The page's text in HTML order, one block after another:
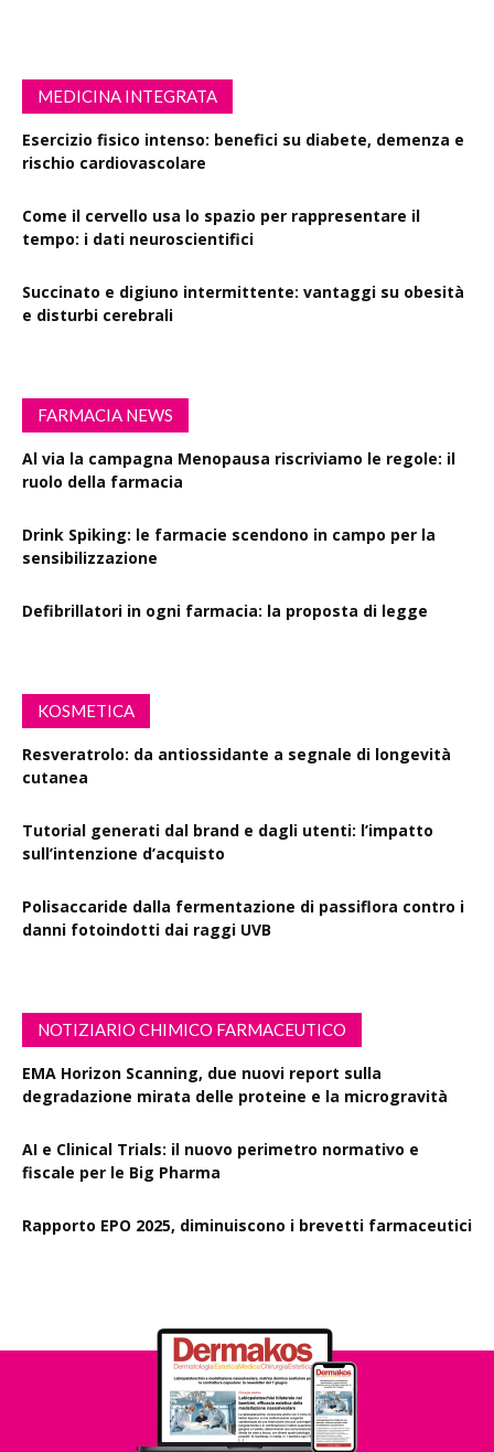
MEDICINA INTEGRATA
Esercizio fisico intenso: benefici su diabete, demenza e
rischio cardiovascolare
Come il cervello usa lo spazio per rappresentare il
tempo: i dati neuroscientifici
Succinato e digiuno intermittente: vantaggi su obesità
e disturbi cerebrali
FARMACIA NEWS
Al via la campagna Menopausa riscriviamo le regole: il
ruolo della farmacia
Drink Spiking: le farmacie scendono in campo per la
sensibilizzazione
Defibrillatori in ogni farmacia: la proposta di legge
KOSMETICA
Resveratrolo: da antiossidante a segnale di longevità
cutanea
Tutorial generati dal brand e dagli utenti: l’impatto
sull’intenzione d’acquisto
Polisaccaride dalla fermentazione di passiflora contro i
danni fotoindotti dai raggi UVB
NOTIZIARIO CHIMICO FARMACEUTICO
EMA Horizon Scanning, due nuovi report sulla
degradazione mirata delle proteine e la microgravità
AI e Clinical Trials: il nuovo perimetro normativo e
fiscale per le Big Pharma
Rapporto EPO 2025, diminuiscono i brevetti farmaceutici